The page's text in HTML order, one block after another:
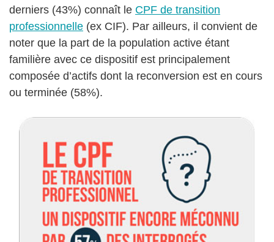
derniers (43%) connaît le CPF de transition
professionnelle (ex CIF). Par ailleurs, il convient de
noter que la part de la population active étant
familière avec ce dispositif est principalement
composée d’actifs dont la reconversion est en cours
ou terminée (58%).